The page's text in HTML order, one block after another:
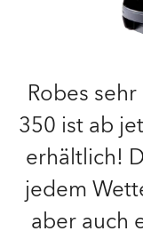
Robes
350 ist ab
erhältlich!
jedem
aber auch